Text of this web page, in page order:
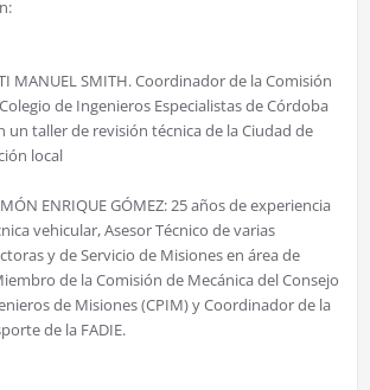
MANUEL SMITH. Coordinador de la Comisión
de Ingenieros Especialistas de Córdoba
un taller de revisión técnica de la Ciudad de
local
ENRIQUE GÓMEZ: 25 años de experiencia
vehicular, Asesor Técnico de varias
y de Servicio de Misiones en área de
de la Comisión de Mecánica del Consejo
de Misiones (CPIM) y Coordinador de la
de la FADIE.